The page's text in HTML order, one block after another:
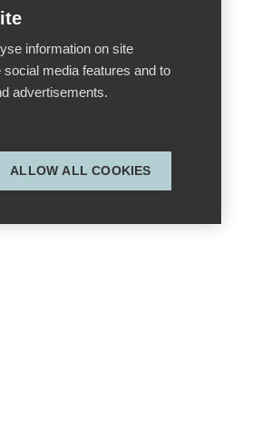
information on site
media features and to
advertisements.
ALLOW ALL COOKIES